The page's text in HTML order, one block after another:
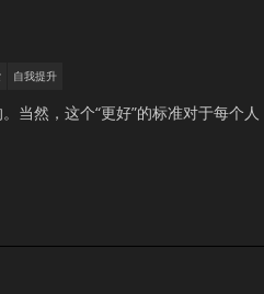
自我提升
当然，这个“更好”的标准对于每个人